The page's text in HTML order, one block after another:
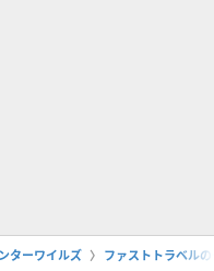
ターワイルズ ファストトラベル